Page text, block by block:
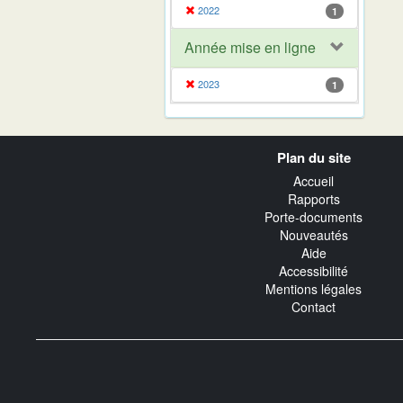
2022 1
Année mise en ligne
2023 1
Plan du site
Accueil
Rapports
Porte-documents
Nouveautés
Aide
Accessibilité
Mentions légales
Contact